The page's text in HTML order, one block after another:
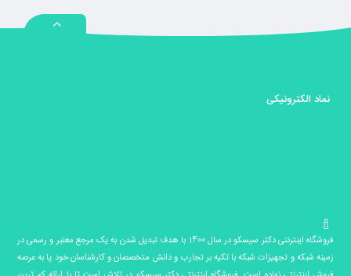
نماد الکترونیکی
فروشگاه اینترنتی دکتر سیسکو در سال 1400 با هدف تبدیل شدن به یک مرجع معتبر و رسمی در
زمینه شبکه و تجهیزات شبکه با تکیه بر تجارب و دانش متخصصان و کارشناسان خود پا به عرصه